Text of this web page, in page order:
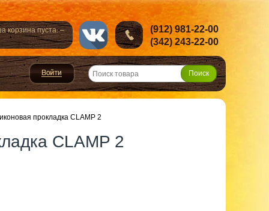
корзина пуста. –
(912) 981-22-00
(342) 243-22-00
прокладка CLAMP 2
CLAMP 2